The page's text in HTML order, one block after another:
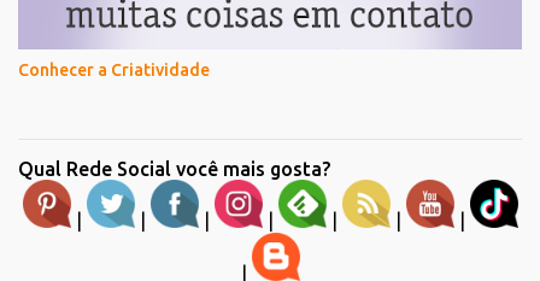
Conhecer a Criatividade
Qual Rede Social você mais gosta?
| | | | | | |